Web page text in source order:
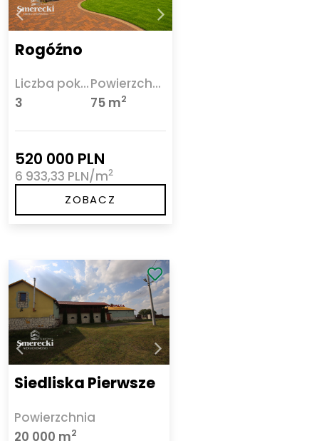
Rogóźno
Liczba pokoi
3
Powierzchnia
75 m2
520 000 PLN
6 933,33 PLN/m2
ZOBACZ
Siedliska Pierwsze
Powierzchnia
20 000 m2